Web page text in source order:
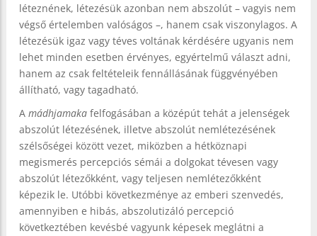
léteznének, létezésük azonban nem abszolút – vagyis nem
végső értelemben valóságos –, hanem csak viszonylagos. A
létezésük igaz vagy téves voltának kérdésére ugyanis nem
lehet minden esetben érvényes, egyértelmű választ adni,
hanem az csak feltételeik fennállásának függvényében
állítható, vagy tagadható.
A mádhjamaka felfogásában a középút tehát a jelenségek
abszolút létezésének, illetve abszolút nemlétezésének
szélsőségei között vezet, miközben a hétköznapi
megismerés percepciós sémái a dolgokat tévesen vagy
abszolút létezőkként, vagy teljesen nemlétezőkként
képezik le. Utóbbi következménye az emberi szenvedés,
amennyiben e hibás, abszolutizáló percepció
következtében kevésbé vagyunk képesek meglátni a